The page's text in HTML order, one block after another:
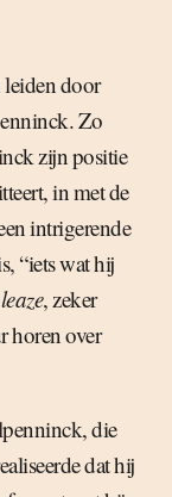
door
Zo
zijn positie
in met de
intrigerende
“iets wat hij
, zeker
horen over
die
dat hij